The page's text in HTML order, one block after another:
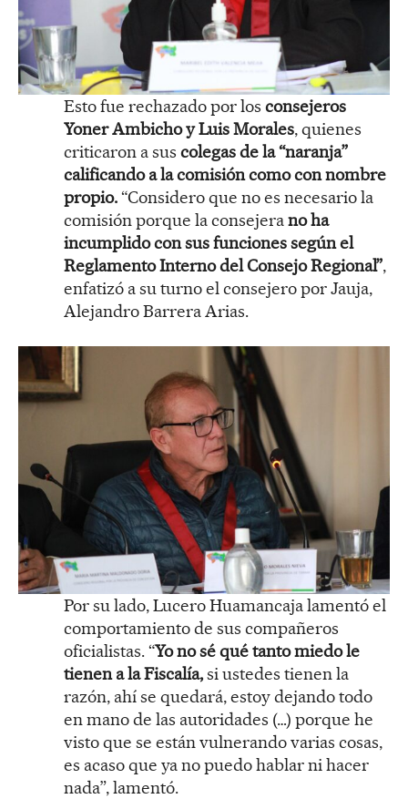
Esto fue rechazado por los consejeros
Yoner Ambicho y Luis Morales, quienes
criticaron a sus colegas de la “naranja”
calificando a la comisión como con nombre
propio.“Considero que no es necesario la
comisión porque la consejerano ha
incumplido con sus funciones según el
Reglamento Interno del Consejo Regional”,
enfatizó a su turno el consejero por Jauja,
Alejandro Barrera Arias.
Por su lado, Lucero Huamancaja lamentó el
comportamiento de sus compañeros
oficialistas. “Yo no sé qué tanto miedo le
tienen a la Fiscalía,si ustedes tienen la
razón, ahí se quedará, estoy dejando todo
en mano de las autoridades (…) porque he
visto que se están vulnerando varias cosas,
es acaso que ya no puedo hablar ni hacer
nada”, lamentó.